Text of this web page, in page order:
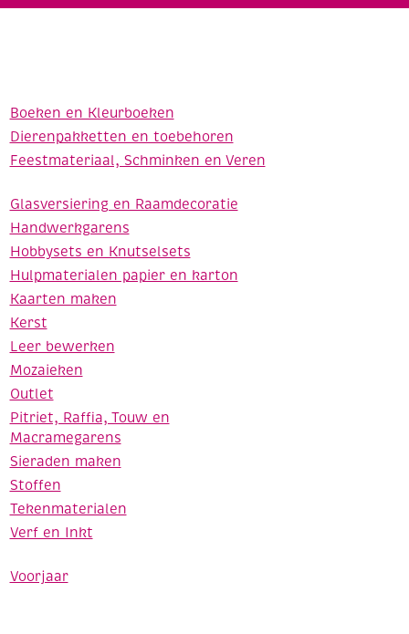
Boeken en Kleurboeken
Dierenpakketten en toebehoren
Feestmateriaal, Schminken en Veren
Glasversiering en Raamdecoratie
Handwerkgarens
Hobbysets en Knutselsets
Hulpmaterialen papier en karton
Kaarten maken
Kerst
Leer bewerken
Mozaieken
Outlet
Pitriet, Raffia, Touw en
Macramegarens
Sieraden maken
Stoffen
Tekenmaterialen
Verf en Inkt
Voorjaar